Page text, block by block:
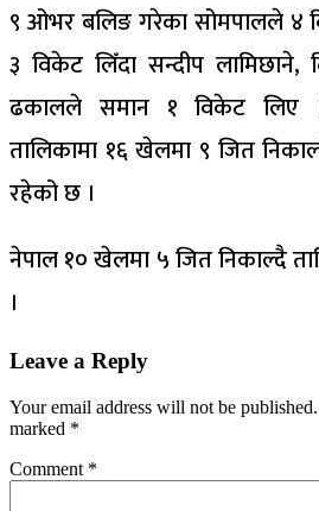
९ ओभर बलिङ गरेका सोमपालले ४
३ विकेट लिँदा सन्दीप लामिछाने,
ढकालले समान १ विकेट लिए
तालिकामा १६ खेलमा ९ जित
रहेको छ ।
नेपाल १० खेलमा ५ जित निकाल्दै
।
Leave a Reply
Your email address will not be published.
marked *
Comment *